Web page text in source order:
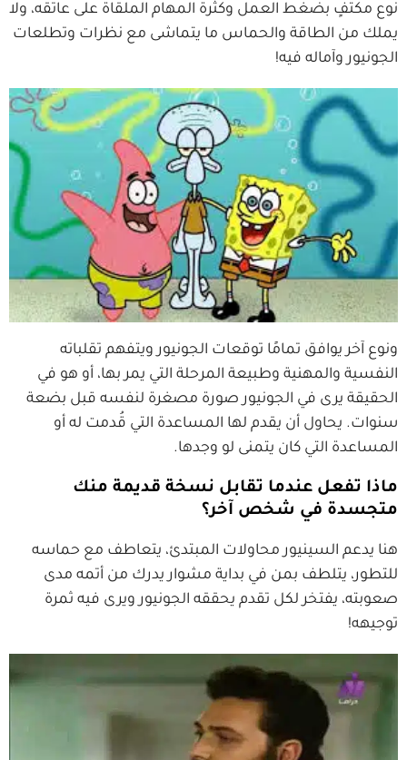
نوع مكتفٍ بضغط العمل وكثرة المهام الملقاة على عاتقه، ولا
يملك من الطاقة والحماس ما يتماشى مع نظرات وتطلعات
الجونيور وآماله فيه!
ونوع آخر يوافق تمامًا توقعات الجونيور ويتفهم تقلباته
النفسية والمهنية وطبيعة المرحلة التي يمر بها، أو هو في
الحقيقة يرى في الجونيور صورة مصغرة لنفسه قبل بضعة
سنوات. يحاول أن يقدم لها المساعدة التي قُدمت له أو
المساعدة التي كان يتمنى لو وجدها.
ماذا تفعل عندما تقابل نسخة قديمة منك
متجسدة في شخص آخر؟
هنا يدعم السينيور محاولات المبتدئ، يتعاطف مع حماسه
للتطور، يتلطف بمن في بداية مشوار يدرك من أتمه مدى
صعوبته، يفتخر لكل تقدم يحققه الجونيور ويرى فيه ثمرة
توجيهه!